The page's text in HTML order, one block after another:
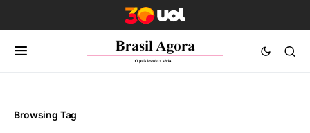
Browsing Tag